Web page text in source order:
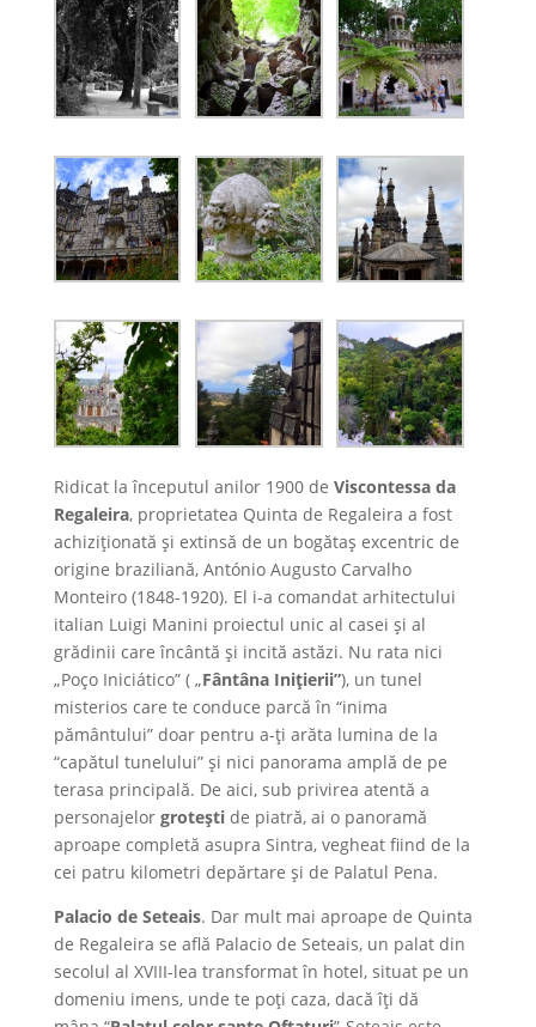
Ridicat la începutul anilor 1900 de Viscontessa da
Regaleira, proprietatea Quinta de Regaleira a fost
achiziționată și extinsă de un bogătaș excentric de
origine braziliană, António Augusto Carvalho
Monteiro (1848-1920). El i-a comandat arhitectului
italian Luigi Manini proiectul unic al casei și al
grădinii care încântă și incită astăzi. Nu rata nici
„Poço Iniciático” ( „Fântâna Inițierii”), un tunel
misterios care te conduce parcă în “inima
pământului” doar pentru a-ți arăta lumina de la
“capătul tunelului” și nici panorama amplă de pe
terasa principală. De aici, sub privirea atentă a
personajelor groteștide piatră, ai o panoramă
aproape completă asupra Sintra, vegheat fiind de la
cei patru kilometri depărtare și de Palatul Pena.
Palacio de Seteais. Dar mult mai aproape de Quinta
de Regaleira se află Palacio de Seteais, un palat din
secolul al XVIII-lea transformat în hotel, situat pe un
domeniu imens, unde te poți caza, dacă îți dă